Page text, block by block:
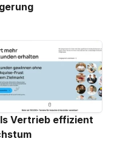
Vertrieb effizient